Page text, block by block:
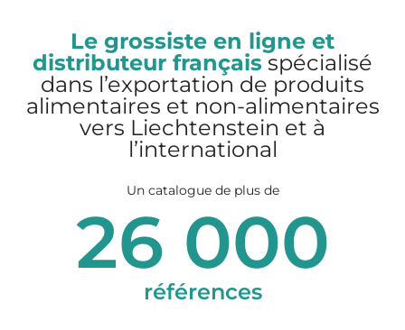
Le grossiste en ligne et
distributeur français spécialisé
dans l’exportation de produits
alimentaires et non-alimentaires
vers Liechtenstein et à
l’international
Un catalogue de plus de
26 000
références